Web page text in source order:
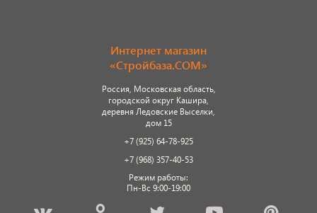
Интернет магазин
«Стройбаза.COM»
Россия, Московская область,
городской округ Кашира,
деревня Ледовские Выселки,
дом 15
+7 (925) 64-78-925
+7 (968) 357-40-53
Режим работы:
Пн-Вс 9:00-19:00